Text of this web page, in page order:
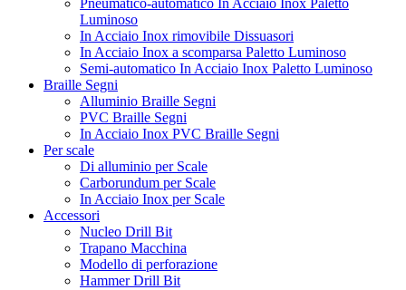
Pneumatico-automatico In Acciaio Inox Paletto
Luminoso
In Acciaio Inox rimovibile Dissuasori
In Acciaio Inox a scomparsa Paletto Luminoso
Semi-automatico In Acciaio Inox Paletto Luminoso
Braille Segni
Alluminio Braille Segni
PVC Braille Segni
In Acciaio Inox PVC Braille Segni
Per scale
Di alluminio per Scale
Carborundum per Scale
In Acciaio Inox per Scale
Accessori
Nucleo Drill Bit
Trapano Macchina
Modello di perforazione
Hammer Drill Bit